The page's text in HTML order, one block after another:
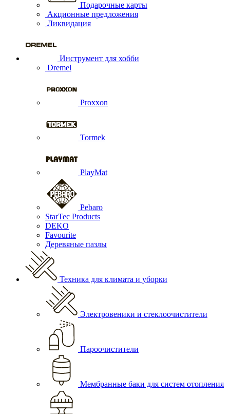
Подарочные карты
Акционные предложения
Ликвидация
Инструмент для хобби
Dremel
Proxxon
Tormek
PlayMat
Pebaro
StarTec Products
DEKO
Favourite
Деревяные пазлы
Техника для климата и уборки
Электровеники и стеклоочистители
Пароочистители
Мембранные баки для систем отопления